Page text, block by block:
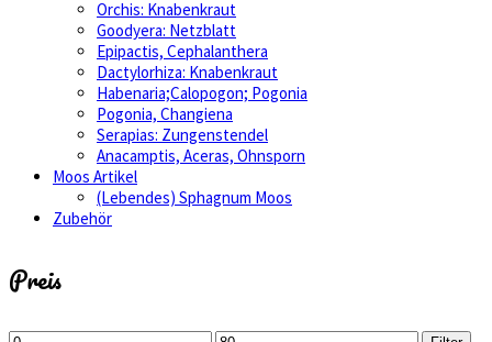
Orchis: Knabenkraut
Goodyera: Netzblatt
Epipactis, Cephalanthera
Dactylorhiza: Knabenkraut
Habenaria;Calopogon; Pogonia
Pogonia, Changiena
Serapias: Zungenstendel
Anacamptis, Aceras, Ohnsporn
Moos Artikel
(Lebendes) Sphagnum Moos
Zubehör
Preis